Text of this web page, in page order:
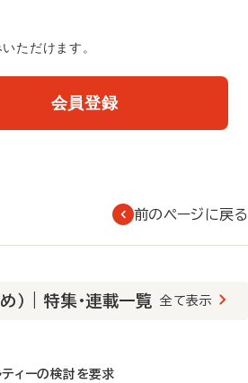
ただけます。
会員登録
前のページに戻る
） | 特集・連載一覧 全て表示
ィーの検討を要求